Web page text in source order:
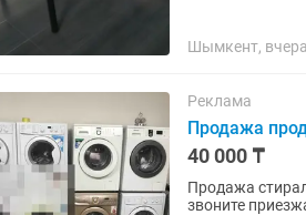
Шымкент, вчера
Реклама
Продажа
40 000 ₸
Продажа
звоните